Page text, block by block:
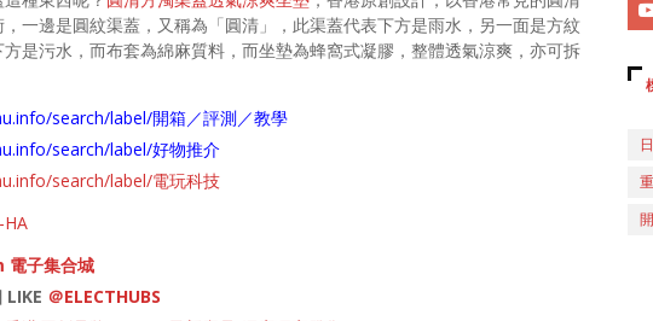
一邊是圓紋渠蓋，又稱為「圓清」，此渠蓋代表下方是雨水，另一面是方紋
是污水，而布套為綿麻質料，而坐墊為蜂窩式凝膠，整體透氣涼爽，亦可拆
search/label/開箱／評測／教學
search/label/好物推介
search/label/電玩科技
HA
子集合城
LIKE ＠ELECTHUBS